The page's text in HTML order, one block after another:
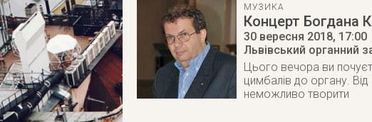
МУЗИКА
Концерт Богдана
30 вересня 2018, 17:00
Львівський органний
Цього вечора ви
цимбалів до органу.
неможливо творити